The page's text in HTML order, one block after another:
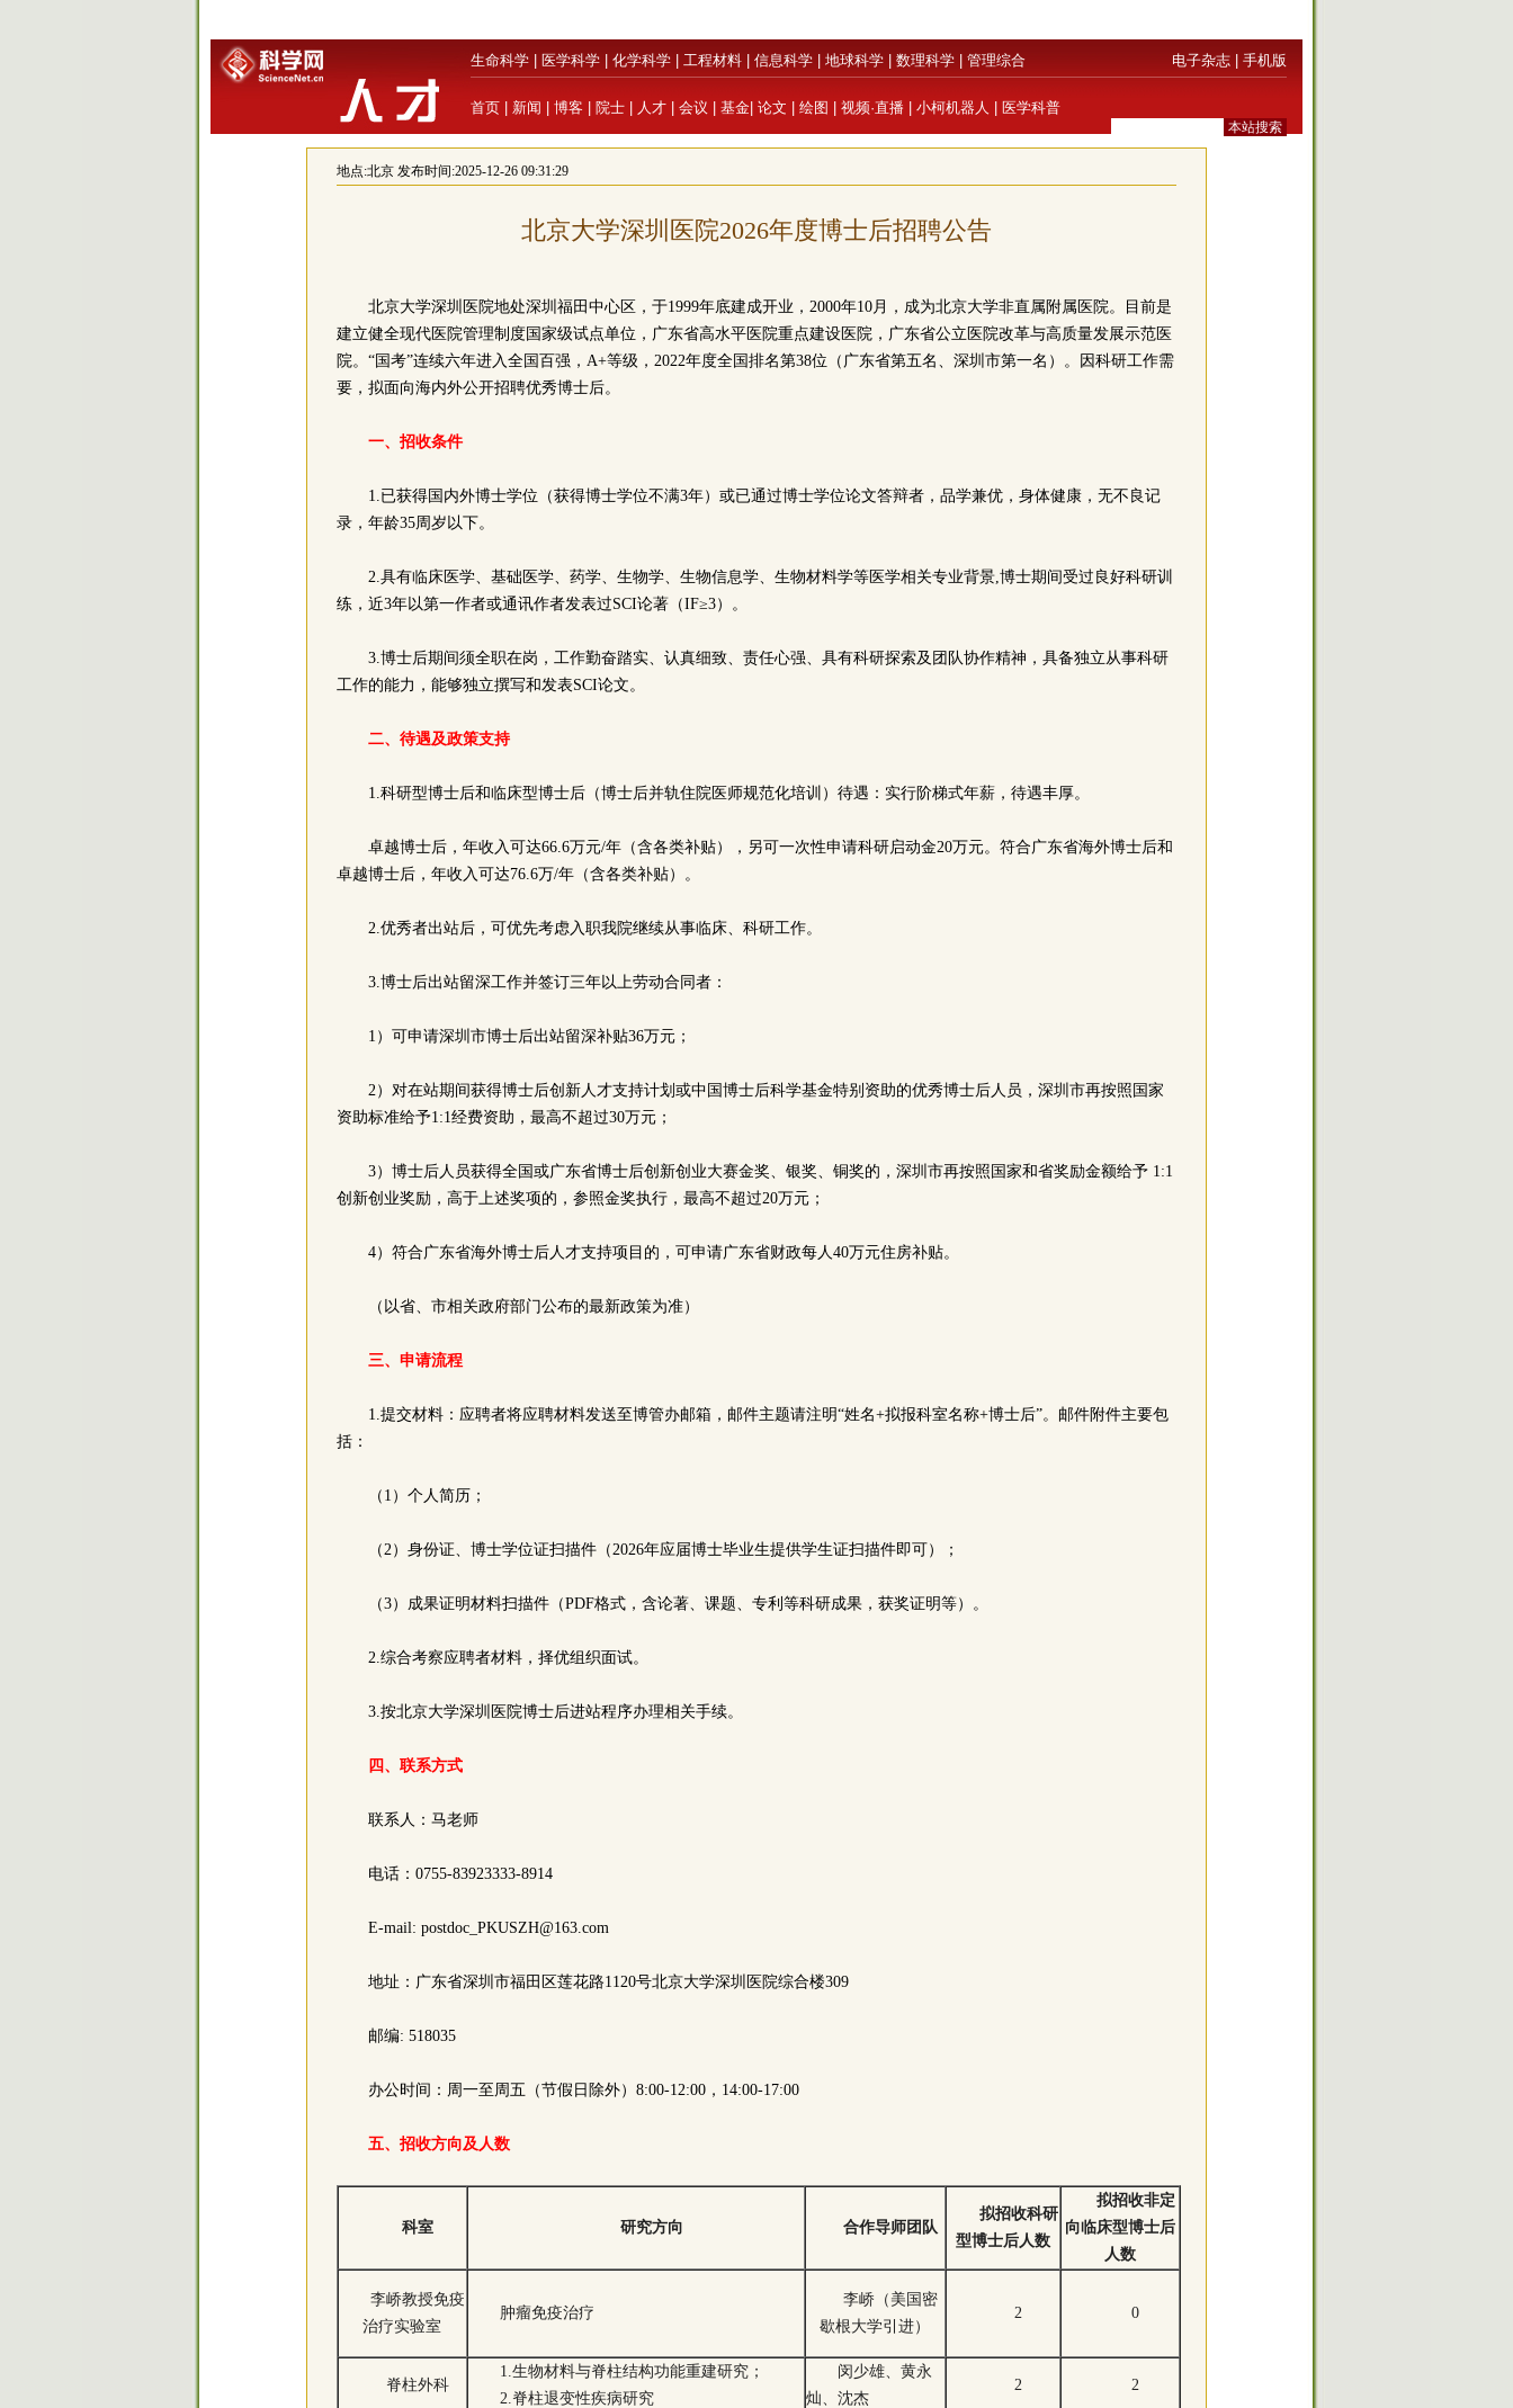
生命科学 医学科学 化学科学 工程材料 信息科学 地球科学 数理科学 管理综合 电子杂志 手机版
首页 新闻 博客 院士 人才 会议 基金 论文 绘图 视频·直播 小柯机器人 医学科普
地点:北京发布时间:2025-12-26 09:31:29
北京大学深圳医院2026年度博士后招聘公告
北京大学深圳医院地处深圳福田中心区，于1999年底建成开业，2000年10月，成为北京大学非直属附属医院。目前是
建立健全现代医院管理制度国家级试点单位，广东省高水平医院重点建设医院，广东省公立医院改革与高质量发展示范医
院。“国考”连续六年进入全国百强，A+等级，2022年度全国排名第38位（广东省第五名、深圳市第一名）。因科研工作需
要，拟面向海内外公开招聘优秀博士后。
一、招收条件
1.已获得国内外博士学位（获得博士学位不满3年）或已通过博士学位论文答辩者，品学兼优，身体健康，无不良记
录，年龄35周岁以下。
2.具有临床医学、基础医学、药学、生物学、生物信息学、生物材料学等医学相关专业背景,博士期间受过良好科研训
练，近3年以第一作者或通讯作者发表过SCI论著（IF≥3）。
3.博士后期间须全职在岗，工作勤奋踏实、认真细致、责任心强、具有科研探索及团队协作精神，具备独立从事科研
工作的能力，能够独立撰写和发表SCI论文。
二、待遇及政策支持
1.科研型博士后和临床型博士后（博士后并轨住院医师规范化培训）待遇：实行阶梯式年薪，待遇丰厚。
卓越博士后，年收入可达66.6万元/年（含各类补贴），另可一次性申请科研启动金20万元。符合广东省海外博士后和
卓越博士后，年收入可达76.6万/年（含各类补贴）。
2.优秀者出站后，可优先考虑入职我院继续从事临床、科研工作。
3.博士后出站留深工作并签订三年以上劳动合同者：
1）可申请深圳市博士后出站留深补贴36万元；
2）对在站期间获得博士后创新人才支持计划或中国博士后科学基金特别资助的优秀博士后人员，深圳市再按照国家
资助标准给予1:1经费资助，最高不超过30万元；
3）博士后人员获得全国或广东省博士后创新创业大赛金奖、银奖、铜奖的，深圳市再按照国家和省奖励金额给予 1:1
创新创业奖励，高于上述奖项的，参照金奖执行，最高不超过20万元；
4）符合广东省海外博士后人才支持项目的，可申请广东省财政每人40万元住房补贴。
（以省、市相关政府部门公布的最新政策为准）
三、申请流程
1.提交材料：应聘者将应聘材料发送至博管办邮箱，邮件主题请注明“姓名+拟报科室名称+博士后”。邮件附件主要包
括：
（1）个人简历；
（2）身份证、博士学位证扫描件（2026年应届博士毕业生提供学生证扫描件即可）；
（3）成果证明材料扫描件（PDF格式，含论著、课题、专利等科研成果，获奖证明等）。
2.综合考察应聘者材料，择优组织面试。
3.按北京大学深圳医院博士后进站程序办理相关手续。
四、联系方式
联系人：马老师
电话：0755-83923333-8914
E-mail: postdoc_PKUSZH@163.com
地址：广东省深圳市福田区莲花路1120号北京大学深圳医院综合楼309
邮编: 518035
办公时间：周一至周五（节假日除外）8:00-12:00，14:00-17:00
五、招收方向及人数
科室 研究方向 合作导师团队
拟招收科研
型博士后人数
拟招收非定
向临床型博士后
人数
李峤教授免疫
治疗实验室
肿瘤免疫治疗
李峤（美国密
歇根大学引进）
2 0
脊柱外科
1.生物材料与脊柱结构功能重建研究；
2.脊柱退变性疾病研究
闵少雄、黄永
灿、沈杰
2 2